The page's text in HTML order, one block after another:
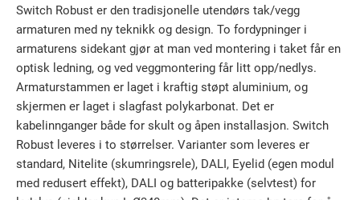
Switch Robust er den tradisjonelle utendørs tak/vegg
armaturen med ny teknikk og design. To fordypninger i
armaturens sidekant gjør at man ved montering i taket får en
optisk ledning, og ved veggmontering får litt opp/nedlys.
Armaturstammen er laget i kraftig støpt aluminium, og
skjermen er laget i slagfast polykarbonat. Det er
kabelinnganger både for skult og åpen installasjon. Switch
Robust leveres i to størrelser. Varianter som leveres er
standard, Nitelite (skumringsrele), DALI, Eyelid (egen modul
med redusert effekt), DALI og batteripakke (selvtest) for